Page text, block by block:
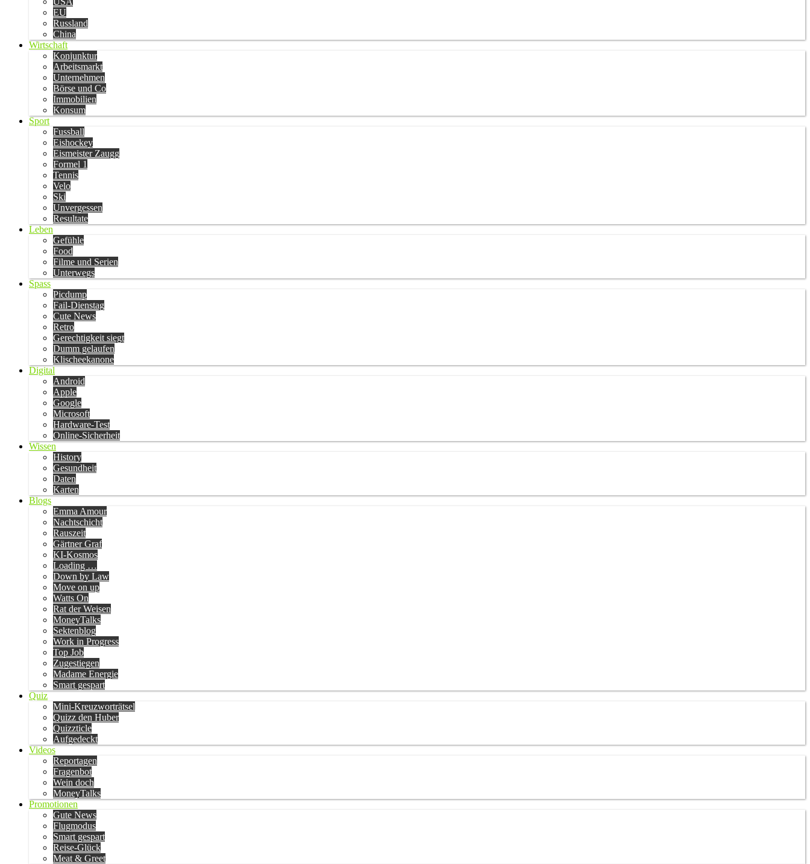
EU
Russland
China
Wirtschaft
Konjunktur
Arbeitsmarkt
Unternehmen
Börse und Co
Immobilien
Konsum
Sport
Fussball
Eishockey
Eismeister Zaugg
Formel 1
Tennis
Velo
Ski
Unvergessen
Resultate
Leben
Gefühle
Food
Filme und Serien
Unterwegs
Spass
Picdump
Fail-Dienstag
Cute News
Retro
Gerechtigkeit siegt
Dumm gelaufen
Klischeekanone
Digital
Android
Apple
Google
Microsoft
Hardware-Test
Online-Sicherheit
Wissen
History
Gesundheit
Daten
Karten
Blogs
Emma Amour
Nachtschicht
Rauszeit
Gärtner Graf
KI-Kosmos
Loading …
Down by Law
Move on up
Watts On
Rat der Weisen
MoneyTalks
Sektenblog
Work in Progress
Top Job
Zugestiegen
Madame Energie
Smart gespart
Quiz
Mini-Kreuzworträtsel
Quizz den Huber
Quizzticle
Aufgedeckt
Videos
Reportagen
Fragenbot
Wein doch
MoneyTalks
Promotionen
Gute News
Flugmodus
Smart gespart
Reise-Glück
Meat & Greet